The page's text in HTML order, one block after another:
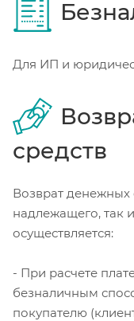
Для ИП и
средств
Возврат денежных
надлежащего, так
осуществляется:
- При расчете
безналичным
покупателю